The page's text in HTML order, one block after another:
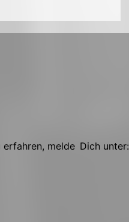
erfahren, melde Dich unter: